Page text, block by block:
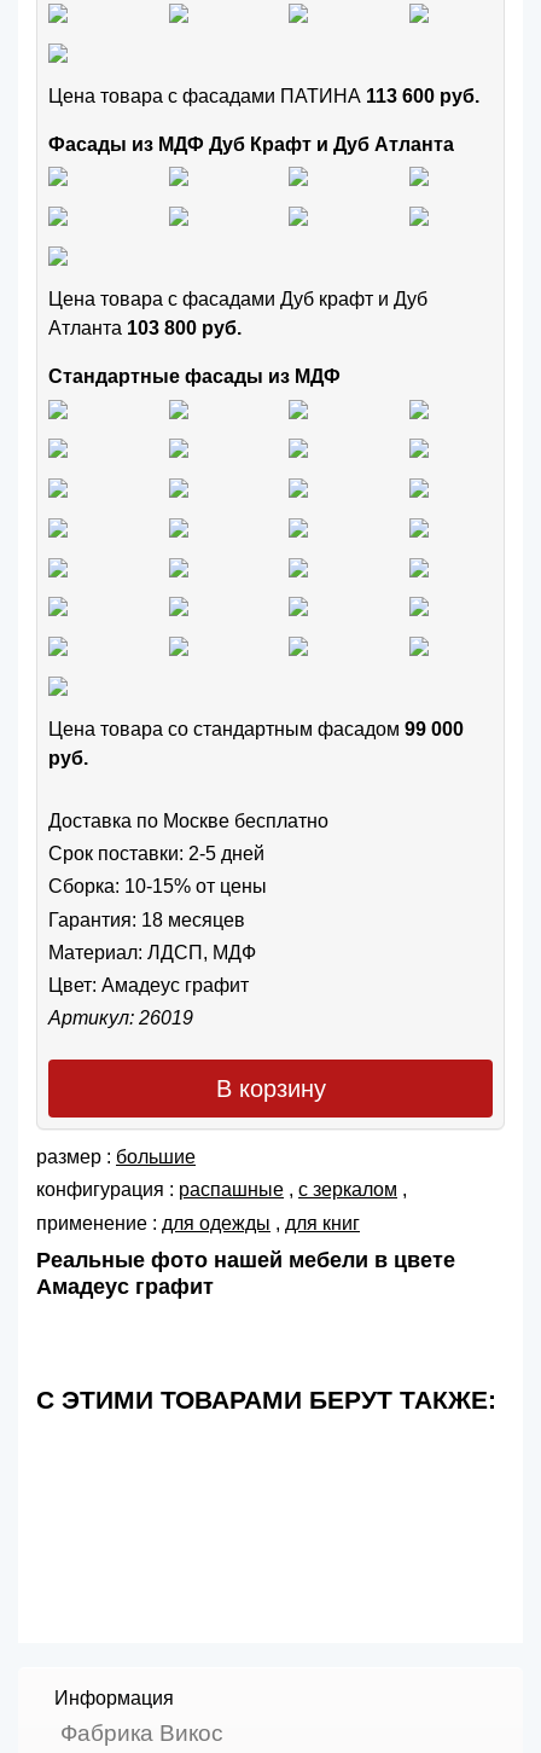
Цена товара с фасадами ПАТИНА 113 600 руб.
Фасады из МДФ Дуб Крафт и Дуб Атланта
Цена товара с фасадами Дуб крафт и Дуб
Атланта 103 800 руб.
Стандартные фасады из МДФ
Цена товара cо стандартным фасадом 99 000
руб.
Доставка по Москве бесплатно
Срок поставки: 2-5 дней
Сборка: 10-15% от цены
Гарантия: 18 месяцев
Материал: ЛДСП, МДФ
Цвет: Амадеус графит
Артикул: 26019
В корзину
размер : большие
конфигурация : распашные , с зеркалом ,
применение : для одежды , для книг
Реальные фото нашей мебели в цвете
Амадеус графит
С ЭТИМИ ТОВАРАМИ БЕРУТ ТАКЖЕ:
Информация
Фабрика Викос